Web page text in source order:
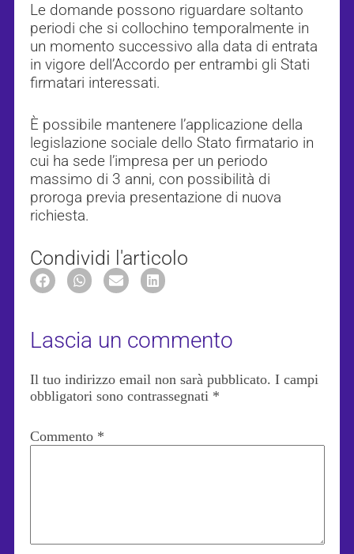
Le domande possono riguardare soltanto
periodi che si collochino temporalmente in
un momento successivo alla data di entrata
in vigore dell’Accordo per entrambi gli Stati
firmatari interessati.
È possibile mantenere l’applicazione della
legislazione sociale dello Stato firmatario in
cui ha sede l’impresa per un periodo
massimo di 3 anni, con possibilità di
proroga previa presentazione di nuova
richiesta.
Condividi l'articolo
Lascia un commento
Il tuo indirizzo email non sarà pubblicato. I campi
obbligatori sono contrassegnati *
Commento *